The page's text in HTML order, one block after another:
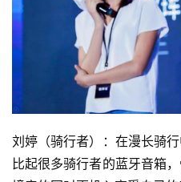
刘婷（骑行者）：在漫长骑
比起很多骑行者的蓝牙音箱